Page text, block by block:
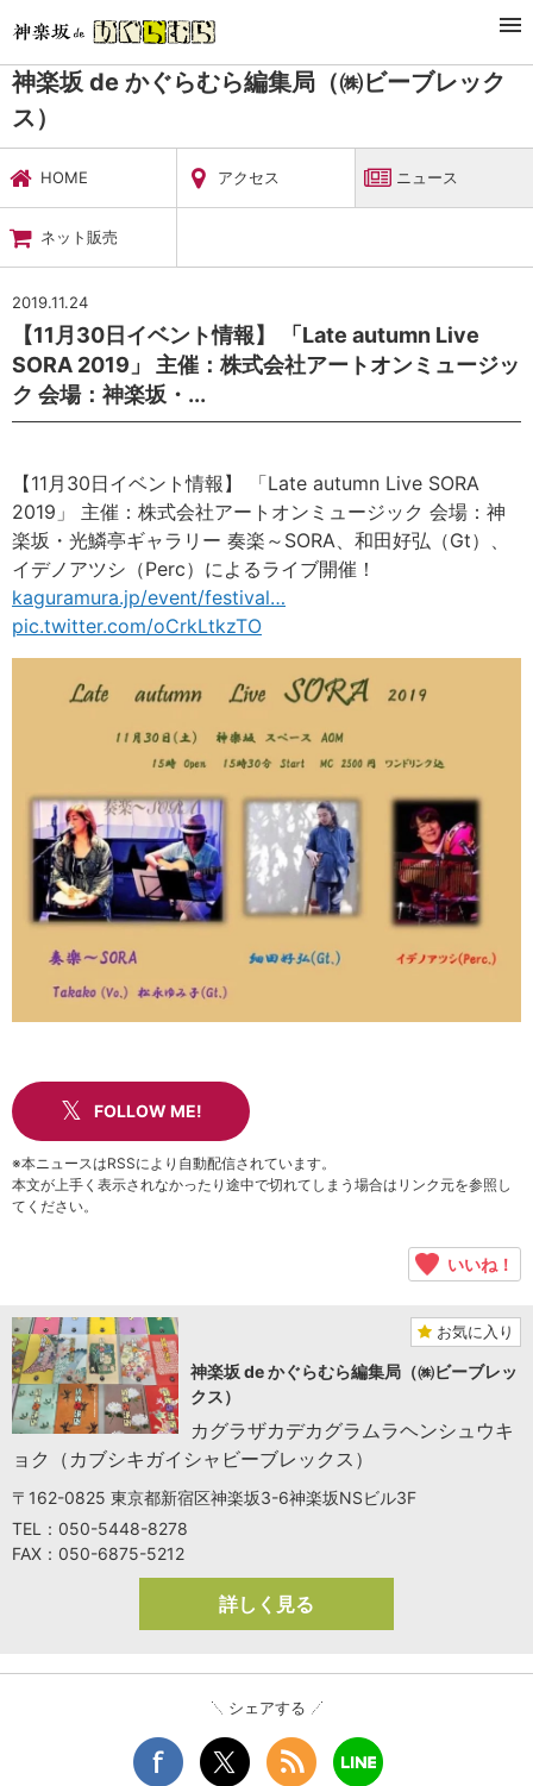
暮らし・娯楽
神楽坂 de かぐらむら編集局（㈱ビーブレックス）
ニュース
神楽坂 de かぐらむら編集局（㈱ビーブレック
ス）
HOME アクセス ニュース
ネット販売
2019.11.24
【11月30日イベント情報】 「Late autumn Live
SORA 2019」 主催：株式会社アートオンミュージッ
ク 会場：神楽坂・...
【11月30日イベント情報】 「Late autumn Live SORA
2019」 主催：株式会社アートオンミュージック 会場：神
楽坂・光鱗亭ギャラリー 奏楽～SORA、和田好弘（Gt）、
イデノアツシ（Perc）によるライブ開催！
kaguramura.jp/event/festival…
pic.twitter.com/oCrkLtkzTO
FOLLOW ME!
※本ニュースはRSSにより自動配信されています。
本文が上手く表示されなかったり途中で切れてしまう場合はリンク元を参照し
てください。
いいね！
お気に入り
神楽坂 de かぐらむら編集局（㈱ビーブレッ
クス）
カグラザカデカグラムラヘンシュウキ
ョク（カブシキガイシャビーブレックス）
〒162-0825 東京都新宿区神楽坂3-6神楽坂NSビル3F
TEL：050-5448-8278
FAX：050-6875-5212
詳しく見る
シェアする